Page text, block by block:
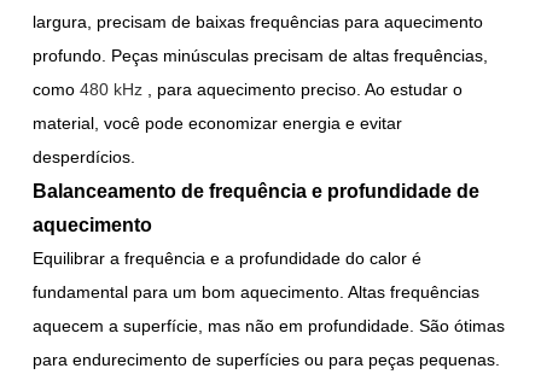
largura, precisam de baixas frequências para aquecimento
profundo. Peças minúsculas precisam de altas frequências,
como 480 kHz
, para aquecimento preciso. Ao estudar o
material, você pode economizar energia e evitar
desperdícios.
Balanceamento de frequência e profundidade de
aquecimento
Equilibrar a frequência e a profundidade do calor é
fundamental para um bom aquecimento. Altas frequências
aquecem a superfície, mas não em profundidade. São ótimas
para endurecimento de superfícies ou para peças pequenas.